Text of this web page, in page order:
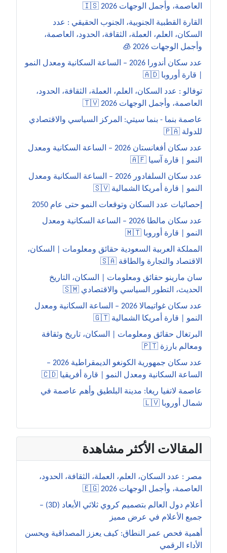
العاصمة، وأجمل الوجهات 2026 🇮🇸
القارة القطبية الجنوبية، الجنوب الحقيقي : عدد
السكان، العلم، العملة، الثقافة، الحدود، العاصمة،
وأجمل الوجهات 2026 🧊
عدد سكان أندورا 2026 – الساعة السكانية ومعدل النمو
| قارة أوروبا 🇦🇩
توفالو : عدد السكان، العلم، العملة، الثقافة، الحدود،
العاصمة، وأجمل الوجهات 2026 🇹🇻
عاصمة بنما - بنما سيتي: المركز السياسي والاقتصادي
للدولة 🇵🇦
عدد سكان أفغانستان 2026 – الساعة السكانية ومعدل
النمو | قارة آسيا 🇦🇫
عدد سكان السلفادور 2026 – الساعة السكانية ومعدل
النمو | قارة أمريكا الشمالية 🇸🇻
إحصائيات عدد السكان وتوقعات النمو حتى عام 2050
عدد سكان مالطا 2026 – الساعة السكانية ومعدل
النمو | قارة أوروبا 🇲🇹
المملكة العربية السعودية حقائق ومعلومات | السكان،
الاقتصاد والتجارة والطاقة 🇸🇦
سان مارينو حقائق ومعلومات | السكان، التاريخ
الحديث، التطور السياسي والاقتصادي 🇸🇲
عدد سكان غواتيمالا 2026 – الساعة السكانية ومعدل
النمو | قارة أمريكا الشمالية 🇬🇹
البرتغال حقائق ومعلومات | السكان، تاريخ وثقافة
ومعالم بارزة 🇵🇹
عدد سكان جمهورية الكونغو الديمقراطية 2026 –
الساعة السكانية ومعدل النمو | قارة أفريقيا 🇨🇩
عاصمة لاتفيا ريغا: مدينة البلطيق وأهم عاصمة في
شمال أوروبا 🇱🇻
المقالات الأكثر مشاهدة
مصر : عدد السكان، العلم، العملة، الثقافة، الحدود،
العاصمة، وأجمل الوجهات 2026 🇪🇬
أعلام دول العالم بتصميم كروي ثلاثي الأبعاد (3D) –
جميع الأعلام في عرض مميز
أهمية فحص عمر النطاق: كيف يعزز المصداقية ويحسن
الأداء الرقمي